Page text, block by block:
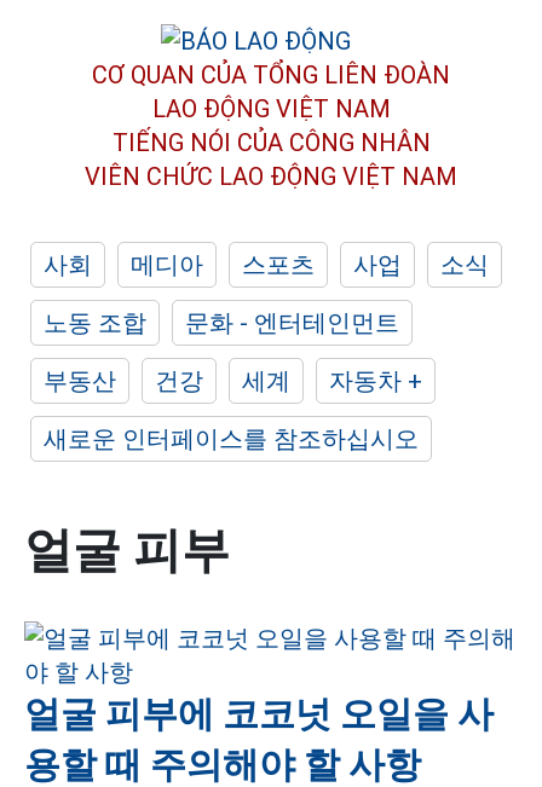
CƠ QUAN CỦA TỔNG LIÊN ĐOÀN
LAO ĐỘNG VIỆT NAM
TIẾNG NÓI CỦA CÔNG NHÂN
VIÊN CHỨC LAO ĐỘNG VIỆT NAM
사회 메디아 스포츠 사업
소식
노동 조합
문화 - 엔터테인먼트
부동산
건강 세계
자동차 +
새로운 인터페이스를 참조하십시오
얼굴 피부
얼굴 피부에 코코넛 오일을 사
용할 때 주의해야 할 사항